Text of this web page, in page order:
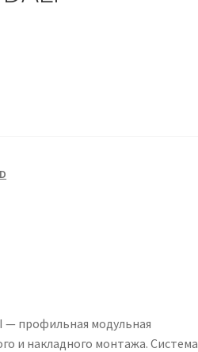
— профильная модульная
и накладного монтажа. Система